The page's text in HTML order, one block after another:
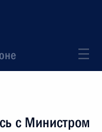
с Министром